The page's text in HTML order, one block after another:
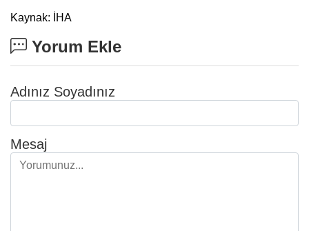
Kaynak: İHA
Yorum Ekle
Adınız Soyadınız
Mesaj